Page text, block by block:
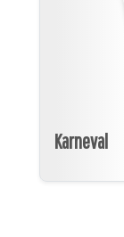
Karneval